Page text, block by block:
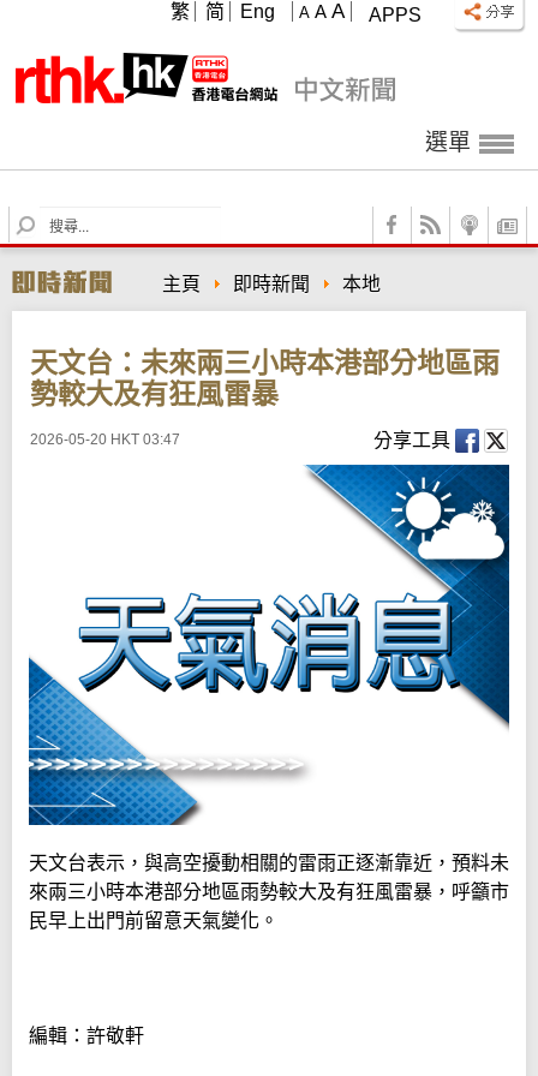
APPS
A A A
繁 简 Eng
選單
S
e
r
c
主頁 即時新聞 本地
天文台：未來兩三小時本港部分地區雨
勢較大及有狂風雷暴
2026-05-20 HKT 03:47 分享工具
天文台表示，與高空擾動相關的雷雨正逐漸靠近，預料未
來兩三小時本港部分地區雨勢較大及有狂風雷暴，呼籲市
民早上出門前留意天氣變化。
編輯：許敬軒